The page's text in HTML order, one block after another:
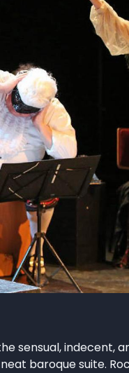
sensual, indecent,
baroque suite.